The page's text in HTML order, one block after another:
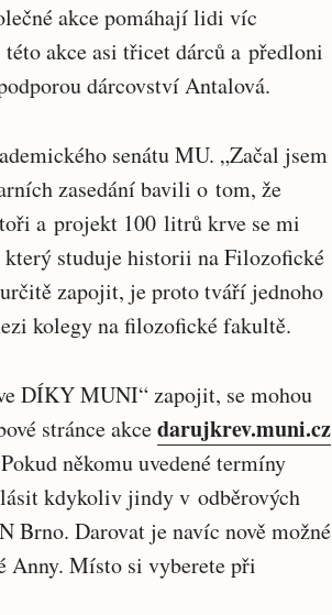
akce pomáhají lidi víc
akce asi třicet dárců a předloni
dárcovství Antalová.
senátu MU. „Začal jsem
zasedání bavili o tom, že
a projekt 100 litrů krve se mi
studuje historii na Filozofické
zapojit, je proto tváří jednoho
kolegy na filozofické fakultě.
DÍKY MUNI“ zapojit, se mohou
stránce akcedarujkrev.muni.cz
někomu uvedené termíny
kdykoliv jindy v odběrových
Brno. Darovat je navíc nově možné
Anny. Místo si vyberete při